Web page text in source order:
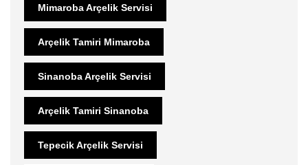
Mimaroba Arçelik Servisi
Arçelik Tamiri Mimaroba
Sinanoba Arçelik Servisi
Arçelik Tamiri Sinanoba
Tepecik Arçelik Servisi